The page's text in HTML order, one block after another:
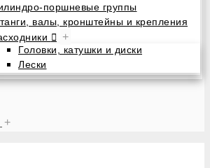
поршневые группы
валы, кронштейны и крепления
+
Головки, катушки и диски
Лески
+